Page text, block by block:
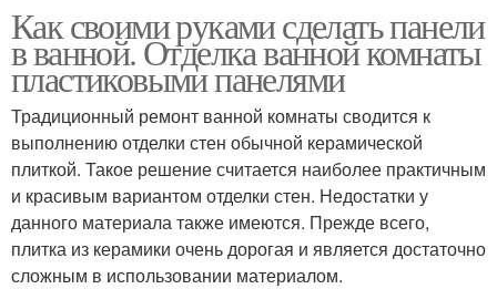
Как своими руками сделать панели
в ванной. Отделка ванной комнаты
пластиковыми панелями
Традиционный ремонт ванной комнаты сводится к
выполнению отделки стен обычной керамической
плиткой. Такое решение считается наиболее практичным
и красивым вариантом отделки стен. Недостатки у
данного материала также имеются. Прежде всего,
плитка из керамики очень дорогая и является достаточно
сложным в использовании материалом.